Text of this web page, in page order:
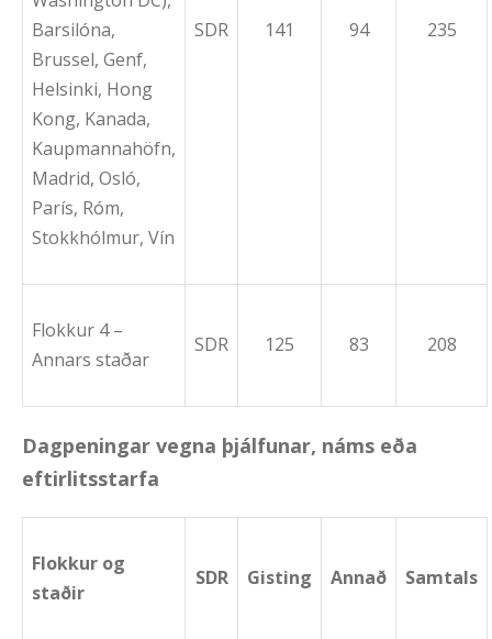
Barsilóna,
Brussel, Genf,
Helsinki, Hong
Kong, Kanada,
Kaupmannahöfn,
Madrid, Osló,
París, Róm,
Stokkhólmur, Vín
SDR 141 94 235
Flokkur 4 –
Annars staðar
SDR 125 83 208
Dagpeningar vegna þjálfunar, náms eða
eftirlitsstarfa
Flokkur og
staðir
SDR Gisting Annað Samtals